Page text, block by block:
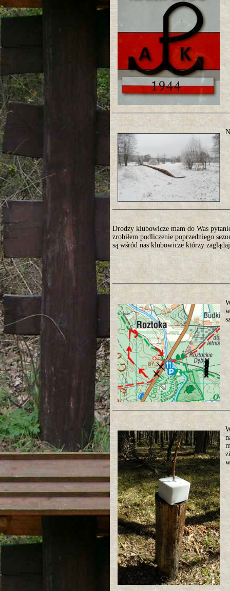
Drodzy klubowicze mam do Was
zrobiłem podliczenie poprzedniego
są wśród nas klubowicze którzy